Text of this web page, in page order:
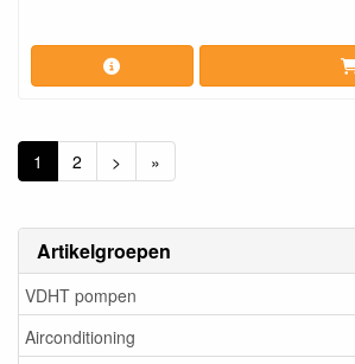
Artikelgroepen
VDHT pompen
Airconditioning
1 2 > »